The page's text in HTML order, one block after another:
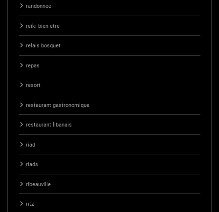
randonnee
reiki bien etre
relais bosquet
repas
resort
restaurant gastronomique
restaurant libanais
riad
riads
ribeauville
ritz